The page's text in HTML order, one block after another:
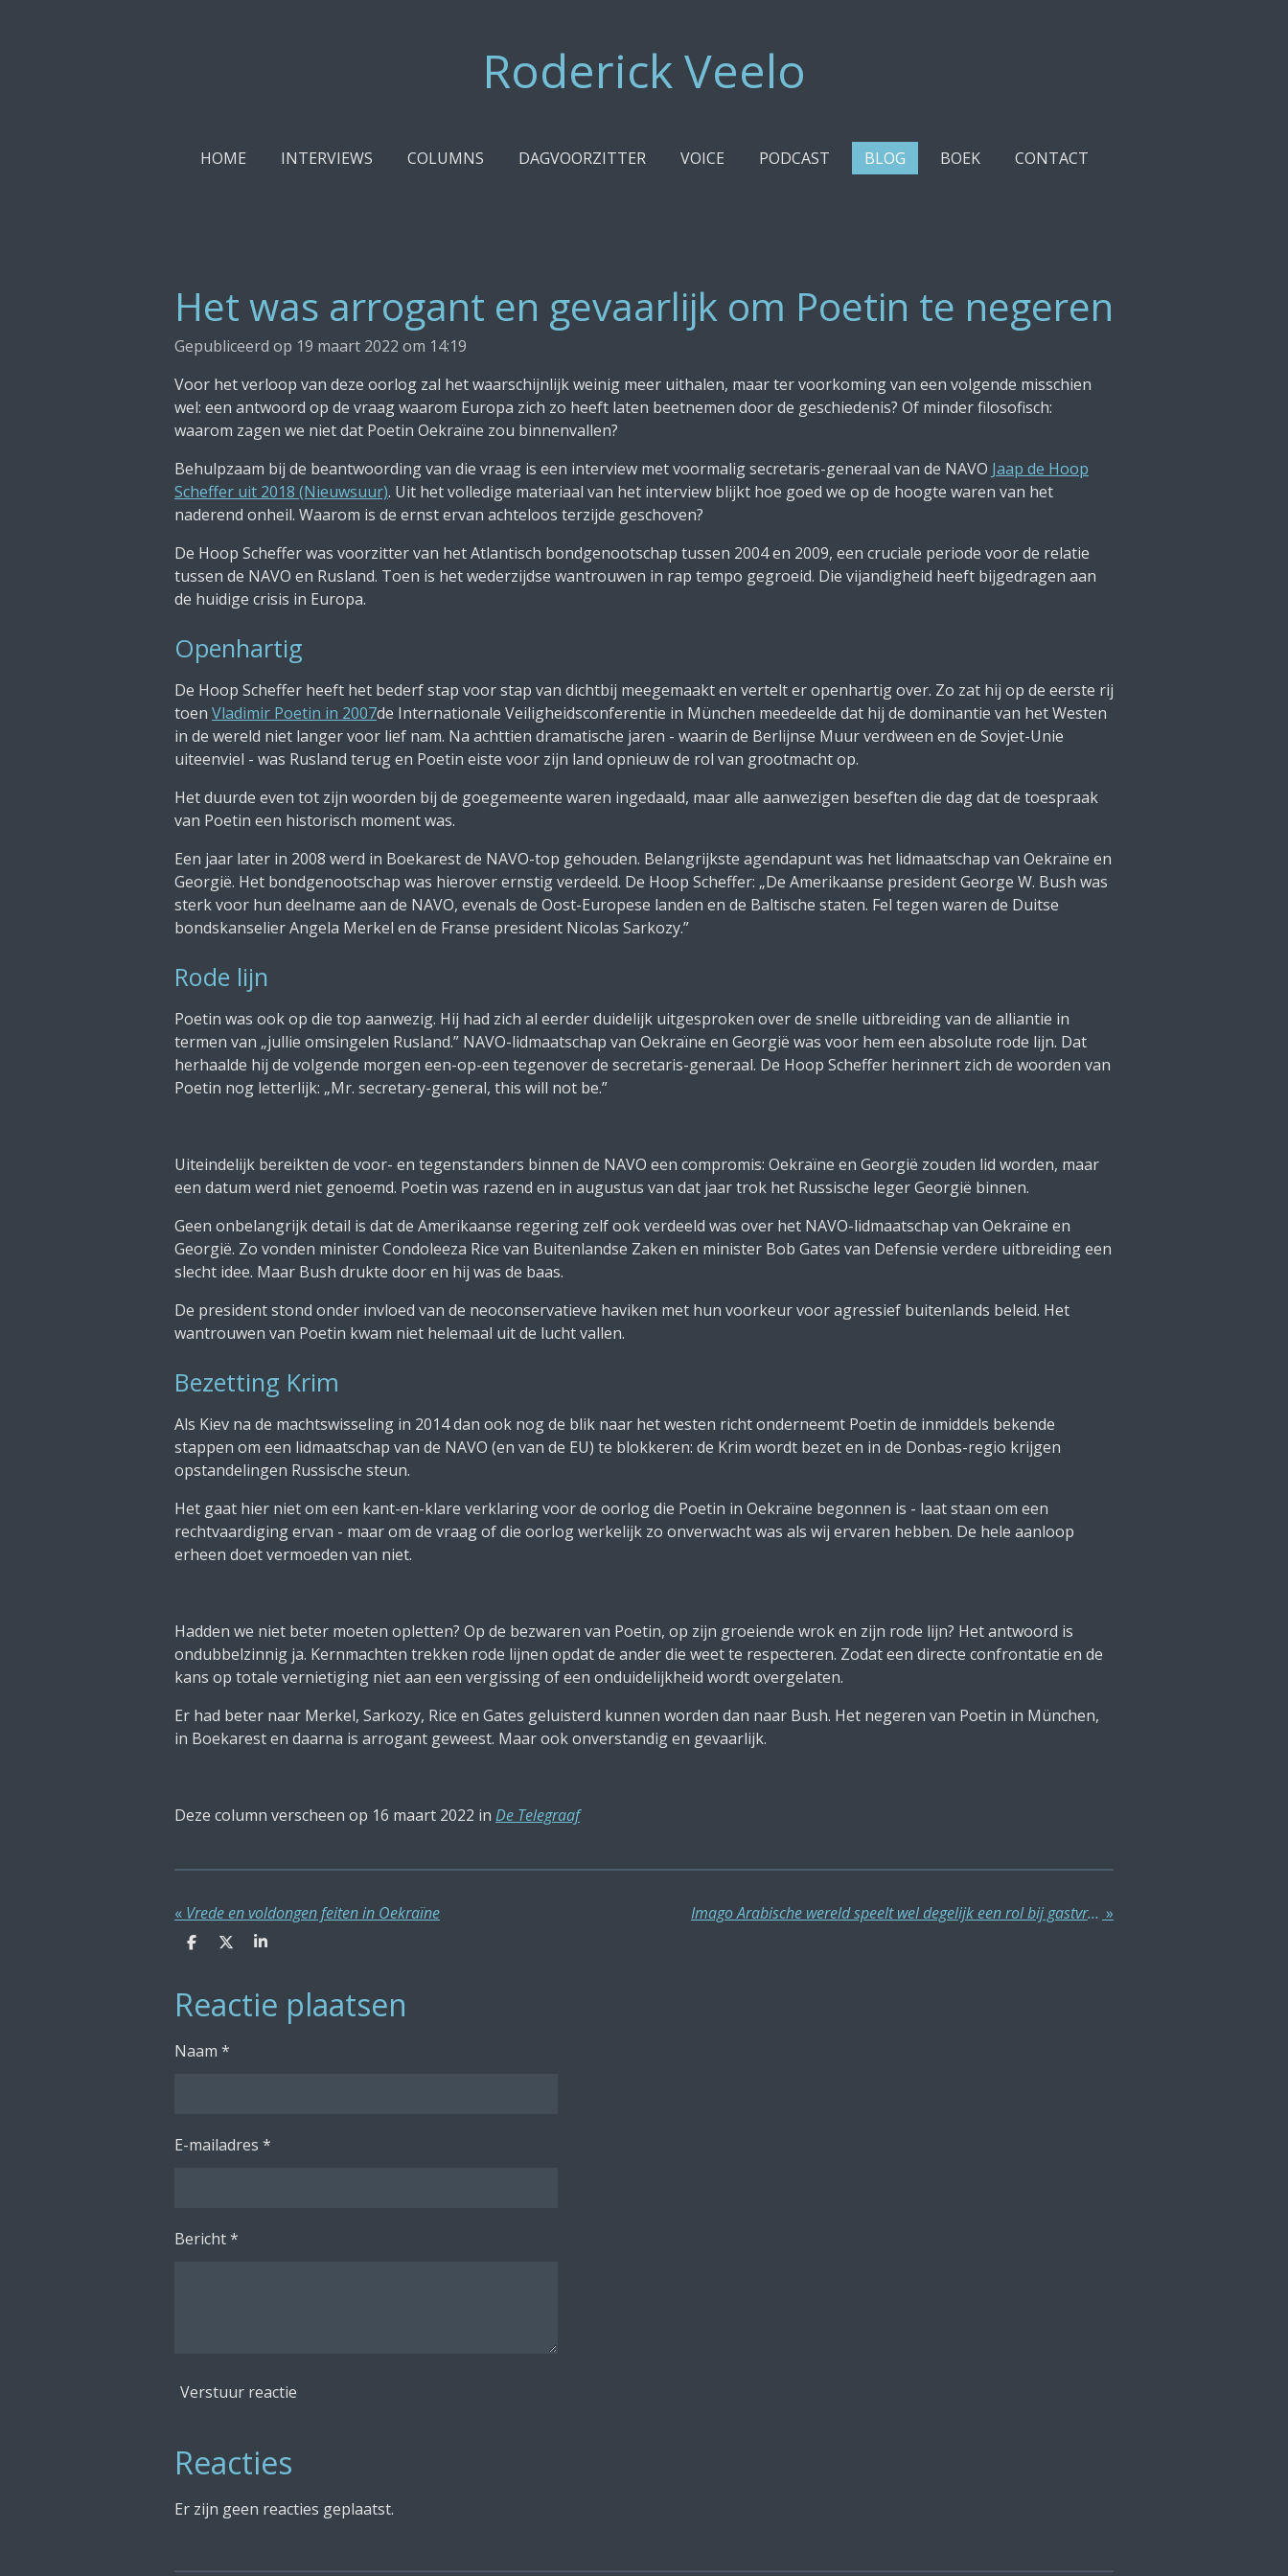
Roderick Veelo
HOME INTERVIEWS COLUMNS DAGVOORZITTER VOICE PODCAST BLOG BOEK CONTACT
Het was arrogant en gevaarlijk om Poetin te negeren
Gepubliceerd op 19 maart 2022 om 14:19
Voor het verloop van deze oorlog zal het waarschijnlijk weinig meer uithalen, maar ter voorkoming van een volgende misschien
wel: een antwoord op de vraag waarom Europa zich zo heeft laten beetnemen door de geschiedenis? Of minder filosofisch:
waarom zagen we niet dat Poetin Oekraïne zou binnenvallen?
Behulpzaam bij de beantwoording van die vraag is een interview met voormalig secretaris-generaal van de NAVO Jaap de Hoop
Scheffer uit 2018 (Nieuwsuur). Uit het volledige materiaal van het interview blijkt hoe goed we op de hoogte waren van het
naderend onheil. Waarom is de ernst ervan achteloos terzijde geschoven?
De Hoop Scheffer was voorzitter van het Atlantisch bondgenootschap tussen 2004 en 2009, een cruciale periode voor de relatie
tussen de NAVO en Rusland. Toen is het wederzijdse wantrouwen in rap tempo gegroeid. Die vijandigheid heeft bijgedragen aan
de huidige crisis in Europa.
Openhartig
De Hoop Scheffer heeft het bederf stap voor stap van dichtbij meegemaakt en vertelt er openhartig over. Zo zat hij op de eerste rij
toen Vladimir Poetin in 2007de Internationale Veiligheidsconferentie in München meedeelde dat hij de dominantie van het Westen
in de wereld niet langer voor lief nam. Na achttien dramatische jaren - waarin de Berlijnse Muur verdween en de Sovjet-Unie
uiteenviel - was Rusland terug en Poetin eiste voor zijn land opnieuw de rol van grootmacht op.
Het duurde even tot zijn woorden bij de goegemeente waren ingedaald, maar alle aanwezigen beseften die dag dat de toespraak
van Poetin een historisch moment was.
Een jaar later in 2008 werd in Boekarest de NAVO-top gehouden. Belangrijkste agendapunt was het lidmaatschap van Oekraïne en
Georgië. Het bondgenootschap was hierover ernstig verdeeld. De Hoop Scheffer: „De Amerikaanse president George W. Bush was
sterk voor hun deelname aan de NAVO, evenals de Oost-Europese landen en de Baltische staten. Fel tegen waren de Duitse
bondskanselier Angela Merkel en de Franse president Nicolas Sarkozy.”
Rode lijn
Poetin was ook op die top aanwezig. Hij had zich al eerder duidelijk uitgesproken over de snelle uitbreiding van de alliantie in
termen van „jullie omsingelen Rusland.” NAVO-lidmaatschap van Oekraïne en Georgië was voor hem een absolute rode lijn. Dat
herhaalde hij de volgende morgen een-op-een tegenover de secretaris-generaal. De Hoop Scheffer herinnert zich de woorden van
Poetin nog letterlijk: „Mr. secretary-general, this will not be.”
Uiteindelijk bereikten de voor- en tegenstanders binnen de NAVO een compromis: Oekraïne en Georgië zouden lid worden, maar
een datum werd niet genoemd. Poetin was razend en in augustus van dat jaar trok het Russische leger Georgië binnen.
Geen onbelangrijk detail is dat de Amerikaanse regering zelf ook verdeeld was over het NAVO-lidmaatschap van Oekraïne en
Georgië. Zo vonden minister Condoleeza Rice van Buitenlandse Zaken en minister Bob Gates van Defensie verdere uitbreiding een
slecht idee. Maar Bush drukte door en hij was de baas.
De president stond onder invloed van de neoconservatieve haviken met hun voorkeur voor agressief buitenlands beleid. Het
wantrouwen van Poetin kwam niet helemaal uit de lucht vallen.
Bezetting Krim
Als Kiev na de machtswisseling in 2014 dan ook nog de blik naar het westen richt onderneemt Poetin de inmiddels bekende
stappen om een lidmaatschap van de NAVO (en van de EU) te blokkeren: de Krim wordt bezet en in de Donbas-regio krijgen
opstandelingen Russische steun.
Het gaat hier niet om een kant-en-klare verklaring voor de oorlog die Poetin in Oekraïne begonnen is - laat staan om een
rechtvaardiging ervan - maar om de vraag of die oorlog werkelijk zo onverwacht was als wij ervaren hebben. De hele aanloop
erheen doet vermoeden van niet.
Hadden we niet beter moeten opletten? Op de bezwaren van Poetin, op zijn groeiende wrok en zijn rode lijn? Het antwoord is
ondubbelzinnig ja. Kernmachten trekken rode lijnen opdat de ander die weet te respecteren. Zodat een directe confrontatie en de
kans op totale vernietiging niet aan een vergissing of een onduidelijkheid wordt overgelaten.
Er had beter naar Merkel, Sarkozy, Rice en Gates geluisterd kunnen worden dan naar Bush. Het negeren van Poetin in München,
in Boekarest en daarna is arrogant geweest. Maar ook onverstandig en gevaarlijk.
Deze column verscheen op 16 maart 2022 in De Telegraaf
« Vrede en voldongen feiten in Oekraïne Imago Arabische wereld speelt wel degelijk een rol bij gastvrijheid »
D
e
n
D
S
e
Reactie plaatsen
Naam *
E-mailadres *
Bericht *
Verstuur reactie
Reacties
Er zijn geen reacties geplaatst.